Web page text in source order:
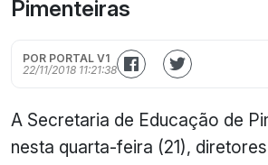
Pimenteiras
POR PORTAL V1
22/11/2018 11:21:38
A Secretaria de Educação de
nesta quarta-feira (21),